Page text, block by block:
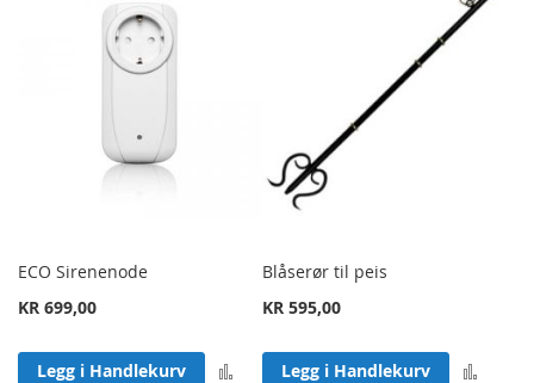
ECO Sirenenode
KR 699,00
Legg i Handlekurv Legg til sammenligning
Blåserør til peis
KR 595,00
Legg i Handlekurv